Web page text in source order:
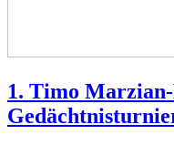
1. Timo